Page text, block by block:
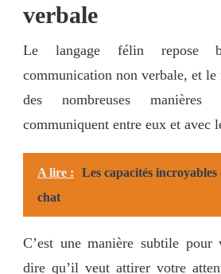
verbale
Le langage félin repose
communication non verbale, et le
des nombreuses
communiquent entre eux et avec
A lire :
Les capacités incroyables
chat
C’est une manière subtile
dire qu’il veut attirer votre